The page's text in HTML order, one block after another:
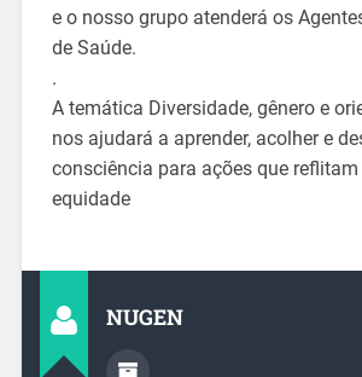
e o nosso grupo atenderá os
de Saúde.
.
A temática Diversidade, gênero e
nos ajudará a aprender, acolher e
consciência para ações que
equidade
NUGEN